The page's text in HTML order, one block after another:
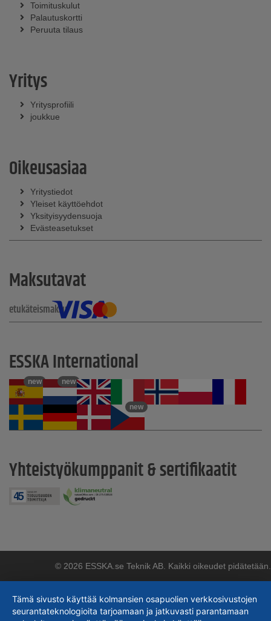
Toimituskulut
Palautuskortti
Peruuta tilaus
Yritys
Yritysprofiili
joukkue
Oikeusasiaa
Yritystiedot
Yleiset käyttöehdot
Yksityisyydensuoja
Evästeasetukset
Maksutavat
etukäteismaksu
ESSKA International
new new
new
Yhteistyökumppanit & sertifikaatit
© 2026 ESSKA.se Teknik AB. Kaikki oikeudet pidätetään.
Tämä sivusto käyttää kolmansien osapuolien verkkosivustojen
seurantateknologioita tarjoamaan ja jatkuvasti parantamaan